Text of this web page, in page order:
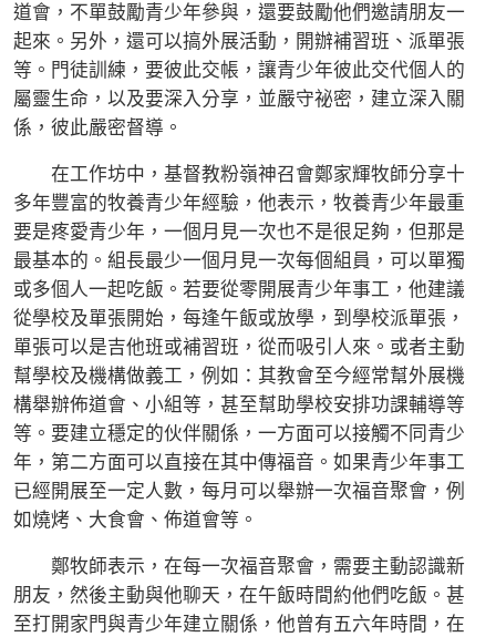
道會，不單鼓勵青少年參與，還要鼓勵他們邀請朋友一
起來。另外，還可以搞外展活動，開辦補習班、派單張
等。門徒訓練，要彼此交帳，讓青少年彼此交代個人的
屬靈生命，以及要深入分享，並嚴守祕密，建立深入關
係，彼此嚴密督導。
在工作坊中，基督教粉嶺神召會鄭家輝牧師分享十
多年豐富的牧養青少年經驗，他表示，牧養青少年最重
要是疼愛青少年，一個月見一次也不是很足夠，但那是
最基本的。組長最少一個月見一次每個組員，可以單獨
或多個人一起吃飯。若要從零開展青少年事工，他建議
從學校及單張開始，每逢午飯或放學，到學校派單張，
單張可以是吉他班或補習班，從而吸引人來。或者主動
幫學校及機構做義工，例如：其教會至今經常幫外展機
構舉辦佈道會、小組等，甚至幫助學校安排功課輔導等
等。要建立穩定的伙伴關係，一方面可以接觸不同青少
年，第二方面可以直接在其中傳福音。如果青少年事工
已經開展至一定人數，每月可以舉辦一次福音聚會，例
如燒烤、大食會、佈道會等。
鄭牧師表示，在每一次福音聚會，需要主動認識新
朋友，然後主動與他聊天，在午飯時間約他們吃飯。甚
至打開家門與青少年建立關係，他曾有五六年時間，在